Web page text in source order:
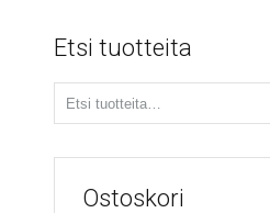
Etsi tuotteita
Ostoskori